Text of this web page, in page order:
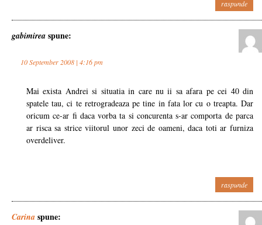
raspunde
gabimirea spune:
10 September 2008 | 4:16 pm
Mai exista Andrei si situatia in care nu ii sa afara pe cei 40 din
spatele tau, ci te retrogradeaza pe tine in fata lor cu o treapta. Dar
oricum ce-ar fi daca vorba ta si concurenta s-ar comporta de parca
ar risca sa strice viitorul unor zeci de oameni, daca toti ar furniza
overdeliver.
raspunde
Carina spune: